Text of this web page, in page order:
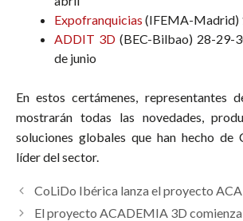
Expofranquicias (IFEMA-Madrid)
ADDIT 3D (BEC-Bilbao) 28-29-
de junio
En estos certámenes, representantes
mostrarán todas las novedades,
soluciones globales que han hecho de
líder del sector.
CoLiDo Ibérica lanza el proyecto
El proyecto ACADEMIA 3D comienza